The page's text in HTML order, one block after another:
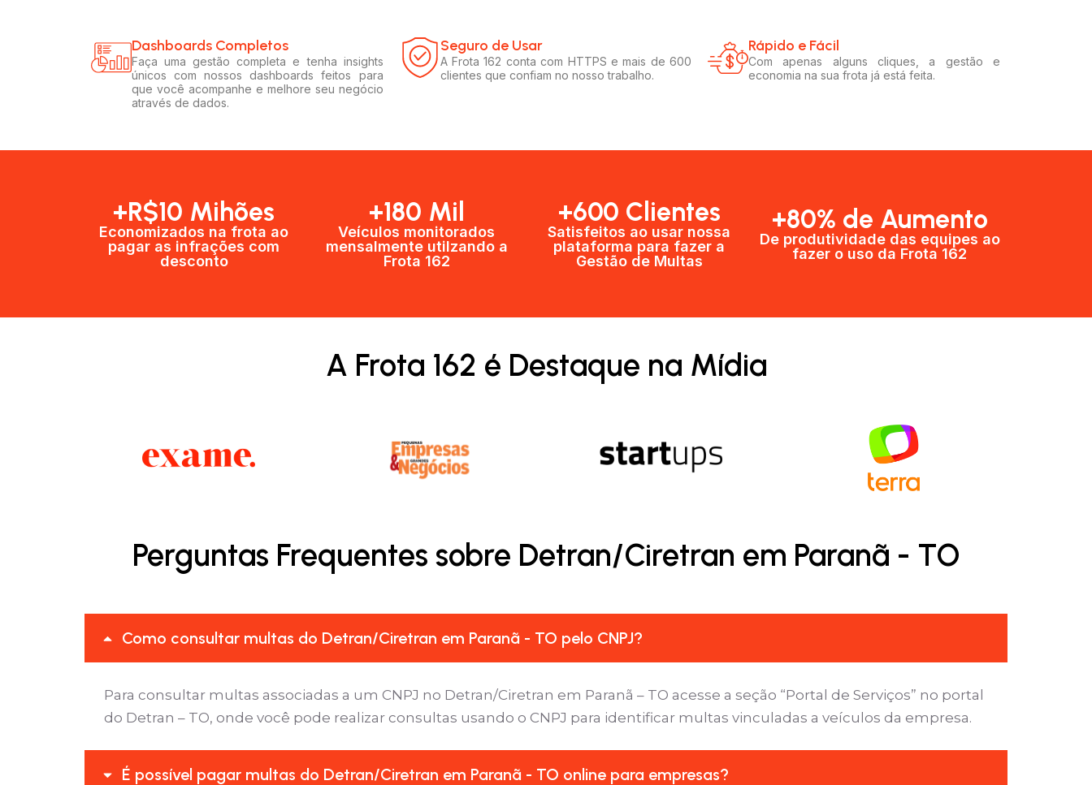
Dashboards Completos​​
Faça uma gestão completa e tenha insights
únicos com nossos dashboards feitos para
que você acompanhe e melhore seu negócio
através de dados.
Seguro de Usar​
A Frota 162 conta com HTTPS e mais de 600
clientes que confiam no nosso trabalho.
Rápido e Fácil​
Com apenas alguns cliques, a gestão e
economia na sua frota já está feita.
+R$10 Mihões
Economizados na frota ao
pagar as infrações com
desconto
+180 Mil
Veículos monitorados
mensalmente utilzando a
Frota 162
+600 Clientes​
Satisfeitos ao usar nossa
plataforma para fazer a
Gestão de Multas​
+80% de Aumento
De produtividade das equipes ao
fazer o uso da Frota 162​
A Frota 162 é Destaque na Mídia
Perguntas Frequentes sobre Detran/Ciretran em Paranã - TO
Como consultar multas do Detran/Ciretran em Paranã - TO pelo CNPJ?
Para consultar multas associadas a um CNPJ no Detran/Ciretran em Paranã – TO acesse a seção “Portal de Serviços” no portal
do Detran – TO, onde você pode realizar consultas usando o CNPJ para identificar multas vinculadas a veículos da empresa.
É possível pagar multas do Detran/Ciretran em Paranã - TO online para empresas?